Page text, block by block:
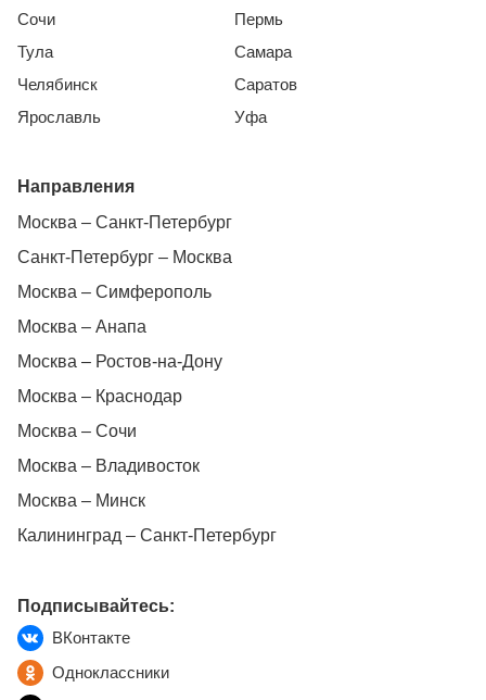
Сочи
Тула
Челябинск
Ярославль
Пермь
Самара
Саратов
Уфа
Направления
Москва – Санкт-Петербург
Санкт-Петербург – Москва
Москва – Симферополь
Москва – Анапа
Москва – Ростов-на-Дону
Москва – Краснодар
Москва – Сочи
Москва – Владивосток
Москва – Минск
Калининград – Санкт-Петербург
Подписывайтесь:
ВКонтакте
Одноклассники